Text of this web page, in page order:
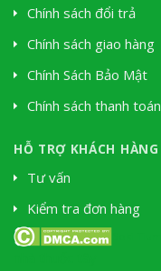
Chính sách đổi trả
Chính sách giao hàng
Chính Sách Bảo Mật
Chính sách thanh toán
HỖ TRỢ KHÁCH HÀNG
Tư vấn
Kiểm tra đơn hàng